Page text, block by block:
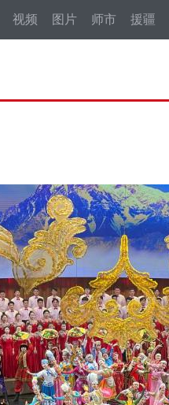
视频 图片 师市 援疆